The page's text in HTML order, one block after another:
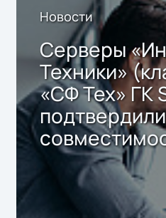
Новости
Серверы
Техники»
«СФ Тех» ГК
подтвердили
решением
Storage 2.x
хранения